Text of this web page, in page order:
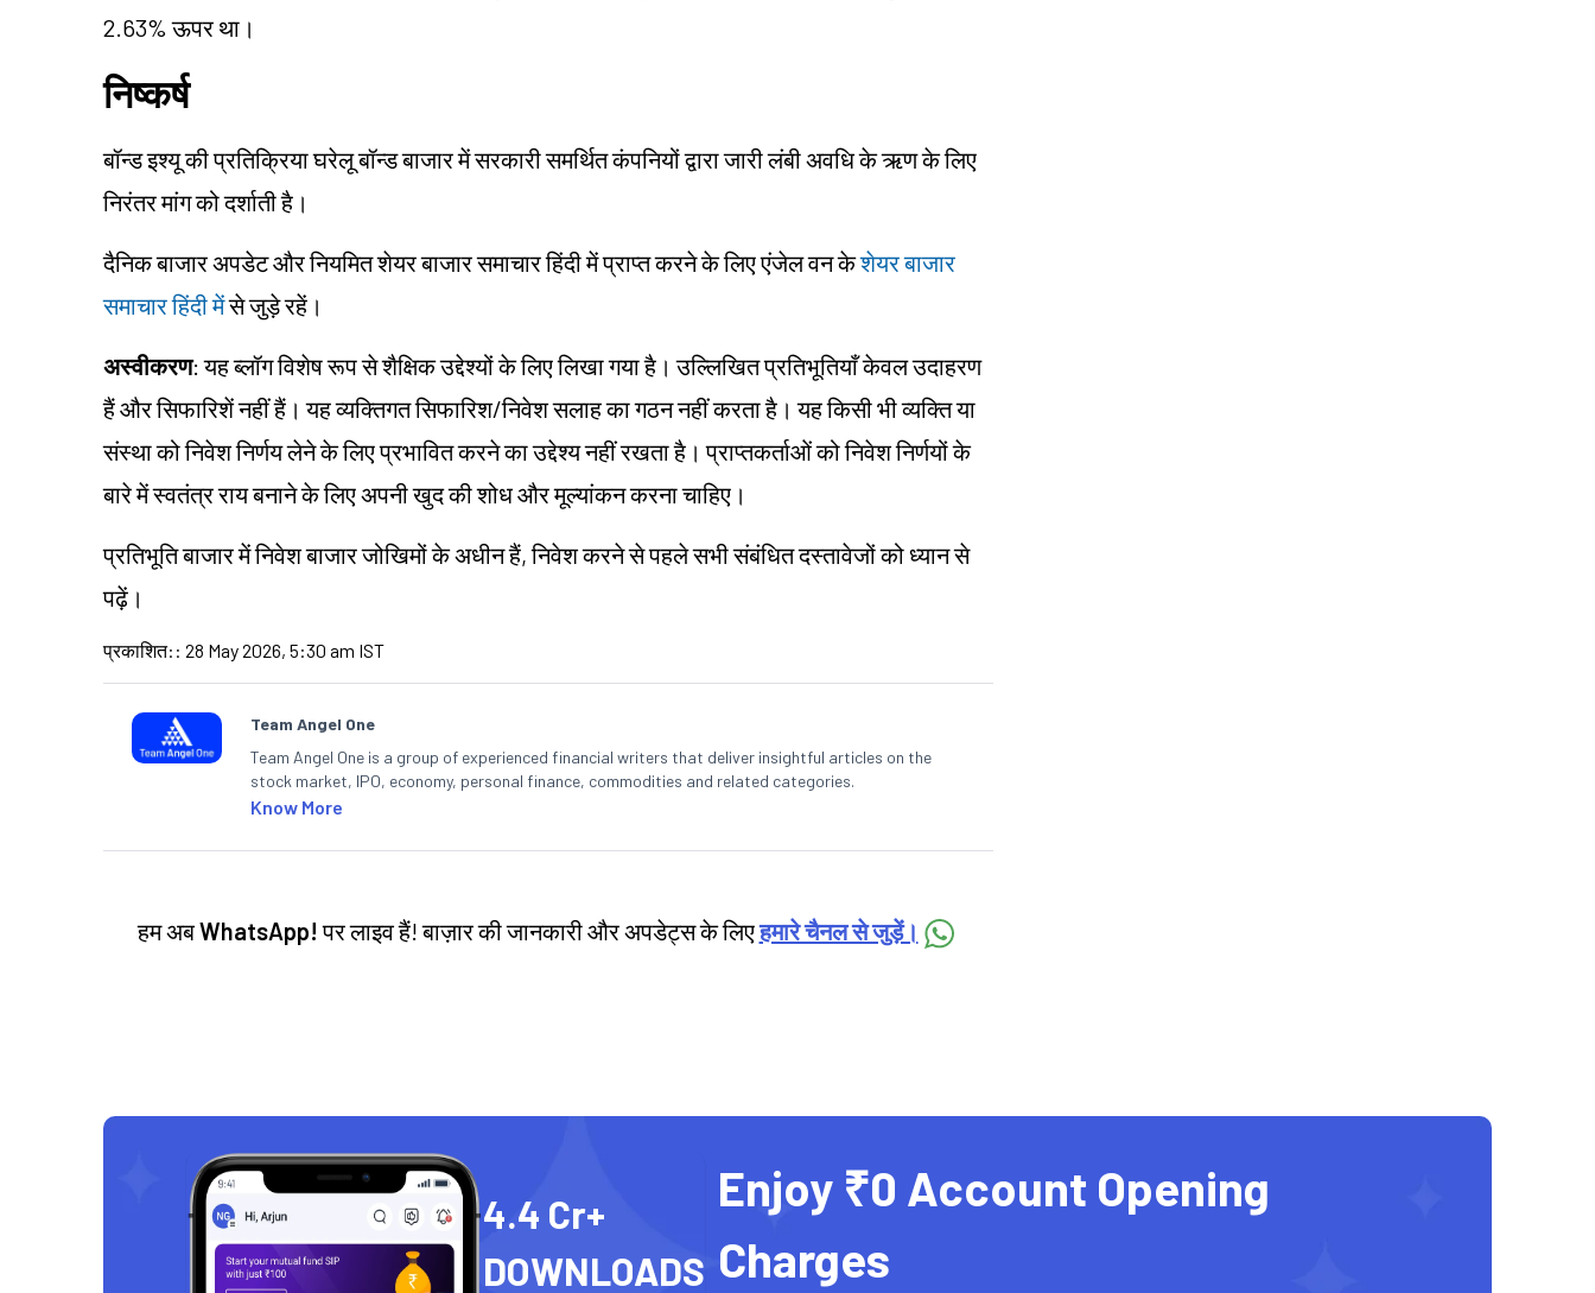
2.63% ऊपर था।
निष्कर्ष
बॉन्ड इश्यू की प्रतिक्रिया घरेलू बॉन्ड बाजार में सरकारी समर्थित कंपनियों द्वारा जारी लंबी अवधि के ऋण के लिए
निरंतर मांग को दर्शाती है।
दैनिक बाजार अपडेट और नियमित शेयर बाजार समाचार हिंदी में प्राप्त करने के लिए एंजेल वन केशेयर बाजार
समाचार हिंदी मेंसे जुड़े रहें।
अस्वीकरण: यह ब्लॉग विशेष रूप से शैक्षिक उद्देश्यों के लिए लिखा गया है। उल्लिखित प्रतिभूतियाँ केवल उदाहरण
हैं और सिफारिशें नहीं हैं। यह व्यक्तिगत सिफारिश/निवेश सलाह का गठन नहीं करता है। यह किसी भी व्यक्ति या
संस्था को निवेश निर्णय लेने के लिए प्रभावित करने का उद्देश्य नहीं रखता है। प्राप्तकर्ताओं को निवेश निर्णयों के
बारे में स्वतंत्र राय बनाने के लिए अपनी खुद की शोध और मूल्यांकन करना चाहिए।
प्रतिभूति बाजार में निवेश बाजार जोखिमों के अधीन हैं, निवेश करने से पहले सभी संबंधित दस्तावेजों को ध्यान से
पढ़ें।
प्रकाशित: : 28 May 2026, 5:30 am IST
Team Angel One
Team Angel One is a group of experienced financial writers that deliver insightful articles on the
stock market, IPO, economy, personal finance, commodities and related categories.
Know More
हम अबWhatsApp! पर लाइव हैं! बाज़ार की जानकारी और अपडेट्स के लिएहमारे चैनल से जुड़ें।
4.4 Cr+
DOWNLOADS
Enjoy ₹0 Account Opening
Charges